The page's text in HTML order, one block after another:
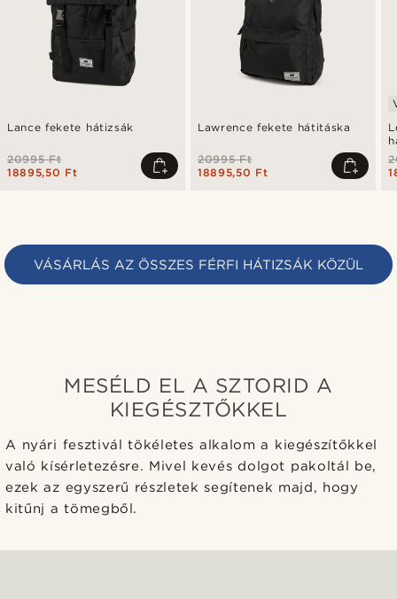
Lance fekete hátizsák
20995 Ft
18895,50 Ft
Lawrence fekete hátitáska
20995 Ft
18895,50 Ft
VÁSÁRLÁS AZ ÖSSZES FÉRFI HÁTIZSÁK KÖZÜL
MESÉLD EL A SZTORID A
KIEGÉSZTŐKKEL
A nyári fesztivál tökéletes alkalom a kiegészítőkkel
való kísérletezésre. Mivel kevés dolgot pakoltál be,
ezek az egyszerű részletek segítenek majd, hogy
kitűnj a tömegből.